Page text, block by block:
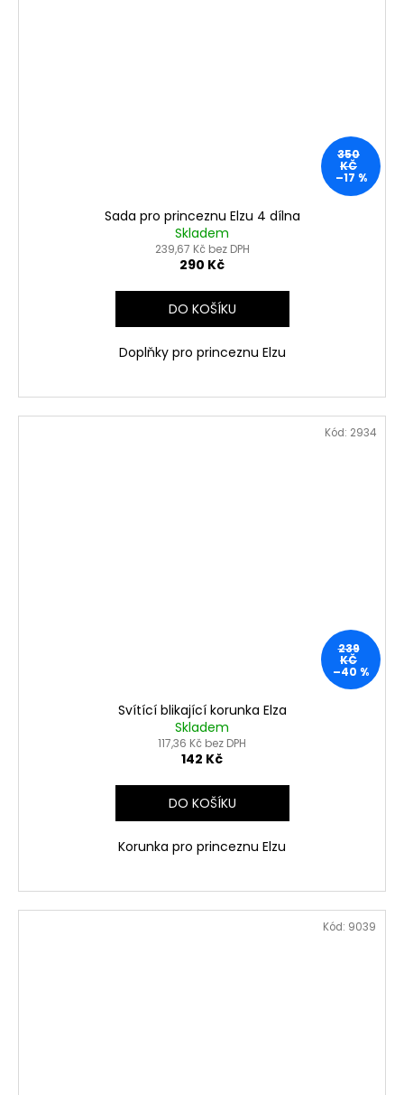
350
KČ
–17 %
Sada pro princeznu Elzu 4 dílna
Skladem
239,67 Kč bez DPH
290 Kč
DO KOŠÍKU
Doplňky pro princeznu Elzu
239
KČ
–40 %
Svítící blikající korunka Elza
Skladem
117,36 Kč bez DPH
142 Kč
DO KOŠÍKU
Korunka pro princeznu Elzu
Kód: 2934
Kód: 9039